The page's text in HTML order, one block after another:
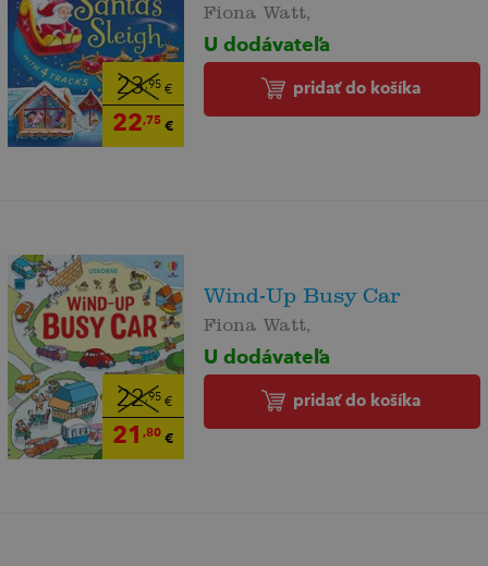
23,95€
22,75€
Fiona Watt,
U dodávateľa
pridať do košíka
22,95€
21 ,80€
Wind-Up Busy Car
Fiona Watt,
U dodávateľa
pridať do košíka